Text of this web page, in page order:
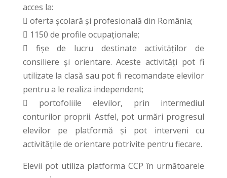
acces la:
 oferta școlară și profesională din România;
 1150 de profile ocupaționale;
 fișe de lucru destinate activităților de
consiliere și orientare. Aceste activități pot fi
utilizate la clasă sau pot fi recomandate elevilor
pentru a le realiza independent;
 portofoliile elevilor, prin intermediul
conturilor proprii. Astfel, pot urmări progresul
elevilor pe platformă și pot interveni cu
activitățile de orientare potrivite pentru fiecare.
Elevii pot utiliza platforma CCP în următoarele